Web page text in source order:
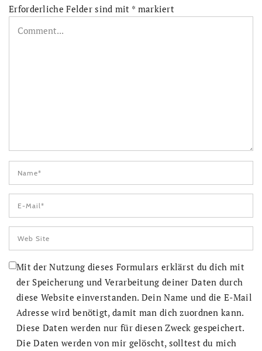
Erforderliche Felder sind mit * markiert
Mit der Nutzung dieses Formulars erklärst du dich mit
der Speicherung und Verarbeitung deiner Daten durch
diese Website einverstanden. Dein Name und die E-Mail
Adresse wird benötigt, damit man dich zuordnen kann.
Diese Daten werden nur für diesen Zweck gespeichert.
Die Daten werden von mir gelöscht, solltest du mich